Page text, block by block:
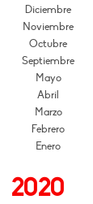
Diciembre
Noviembre
Octubre
Septiembre
Mayo
Abril
Marzo
Febrero
Enero
2020